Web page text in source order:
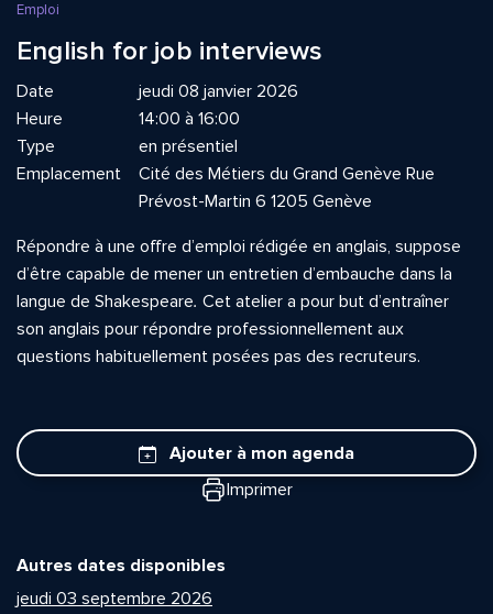
Emploi
English for job interviews
Date
jeudi 08 janvier 2026
Heure
14:00 à 16:00
Type
en présentiel
Emplacement
Cité des Métiers du Grand Genève Rue
Prévost-Martin 6 1205 Genève
Répondre à une offre d’emploi rédigée en anglais, suppose
d’être capable de mener un entretien d’embauche dans la
langue de Shakespeare. Cet atelier a pour but d’entraîner
son anglais pour répondre professionnellement aux
questions habituellement posées pas des recruteurs.
Ajouter à mon agenda
Imprimer
Autres dates disponibles
jeudi 03 septembre 2026